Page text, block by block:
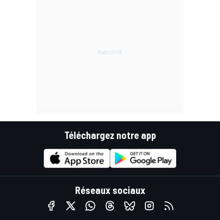
Téléchargez notre app
Réseaux sociaux